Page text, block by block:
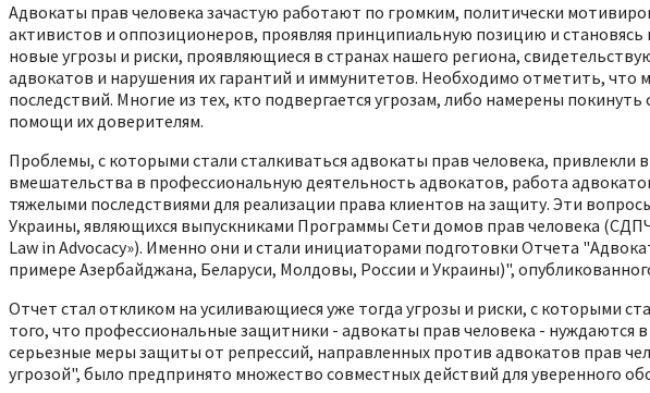
Адвокаты прав человека зачастую работают по громким, политически
активистов и оппозиционеров, проявляя принципиальную позицию и
новые угрозы и риски, проявляющиеся в странах нашего региона,
адвокатов и нарушения их гарантий и иммунитетов. Необходимо отметить, что
последствий. Многие из тех, кто подвергается угрозам, либо намерены
помощи их доверителям.
Проблемы, с которыми стали сталкиваться адвокаты прав человека,
вмешательства в профессиональную деятельность адвокатов, работа
тяжелыми последствиями для реализации права клиентов на защиту. Эти
Украины, являющихся выпускниками Программы Сети домов прав человека
Law in Advocacy»). Именно они и стали инициаторами подготовки Отчета
примере Азербайджана, Беларуси, Молдовы, России и Украины)",
Отчет стал откликом на усиливающиеся уже тогда угрозы и риски, с которыми
того, что профессиональные защитники - адвокаты прав человека - нуждаются
серьезные меры защиты от репрессий, направленных против адвокатов прав
угрозой", было предпринято множество совместных действий для уверенного